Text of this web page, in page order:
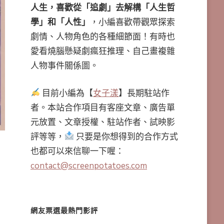
人生，喜歡從「追劇」去解構「人生哲
學」和「人性」
，小編喜歡帶觀眾探索
劇情、人物角色的各種細節面！有時也
愛看燒腦懸疑劇瘋狂推理、自己畫複雜
人物事件關係圖。
目前小編為【女子漾】長期駐站作
者。本站合作項目有客座文章、廣告單
元放置、文章授權、駐站作者、試映影
評等等，
只要是你想得到的合作方式
也都可以來信聊一下喔：
contact@screenpotatoes.com
網友票選最熱門影評